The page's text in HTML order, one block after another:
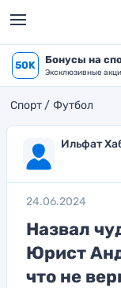
50K Бонусы на
Эксклюзивные
Спорт Футбол
Ильфат
24.06.2024
Назвал
Юрист
что не